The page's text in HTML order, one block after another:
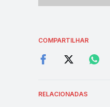
COMPARTILHAR
RELACIONADAS